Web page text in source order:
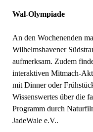
Wal-Olympiade
An den Wochenenden
Wilhelmshavener
aufmerksam. Zudem
interaktiven Mitmach-
mit Dinner oder
Wissenswertes über die
Programm durch
JadeWale e.V..